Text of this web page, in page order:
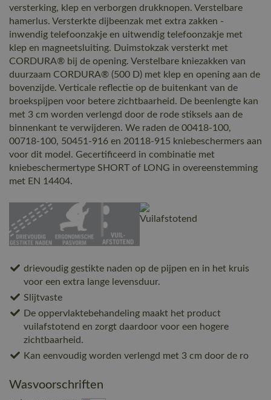
versterking, klep en verborgen drukknopen. Verstelbare
hamerlus. Versterkte dijbeenzak met extra zakken -
inwendig telefoonzakje en uitwendig telefoonzakje met
klep en magneetsluiting. Duimstokzak versterkt met
CORDURA® bij de opening. Verstelbare kniezakken van
duurzaam CORDURA® (500 D) met klep en opening aan de
bovenzijde. Verticale reflectie op de buitenkant van de
broekspijpen voor betere zichtbaarheid. De beenlengte kan
met 3 cm worden verlengd door de rode stiksels aan de
binnenkant te verwijderen. We raden de 00418-100,
00718-100, 50451-916 en 20118-915 kniebeschermers aan
voor dit model. Gecertificeerd in combinatie met
kniebeschermertype SHORT of LONG in overeenstemming
met EN 14404.
drievoudig gestikte naden op de pijpen en in het kruis
voor een extra lange levensduur.
Slijtvaste
De oppervlaktebehandeling maakt het product
vuilafstotend en zorgt daardoor voor een hogere
zichtbaarheid.
Kan eenvoudig worden verlengd met 3 cm door de ro
Wasvoorschriften